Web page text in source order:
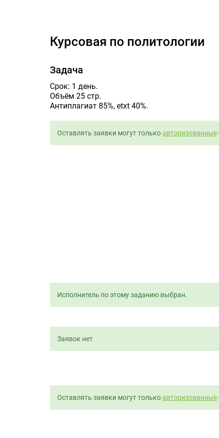
Курсовая по политологии
Задача
Срок: 1 день.
Объём 25 стр.
Антиплагиат 85%, etxt 40%.
Оставлять заявки могут толькоавторизованные
Исполнитель по этому заданию выбран.
Заявок нет
Оставлять заявки могут толькоавторизованные